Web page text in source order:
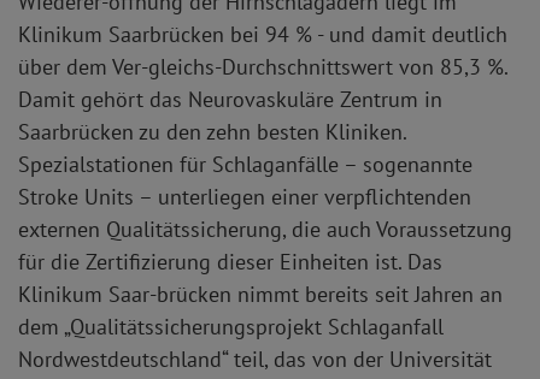
Klinikum Saarbrücken bei 94 % - und damit deutlich
über dem Ver-gleichs-Durchschnittswert von 85,3 %.
Damit gehört das Neurovaskuläre Zentrum in
Saarbrücken zu den zehn besten Kliniken.
Spezialstationen für Schlaganfälle – sogenannte
Stroke Units – unterliegen einer verpflichtenden
externen Qualitätssicherung, die auch Voraussetzung
für die Zertifizierung dieser Einheiten ist. Das
Klinikum Saar-brücken nimmt bereits seit Jahren an
dem „Qualitätssicherungsprojekt Schlaganfall
Nordwestdeutschland“ teil, das von der Universität